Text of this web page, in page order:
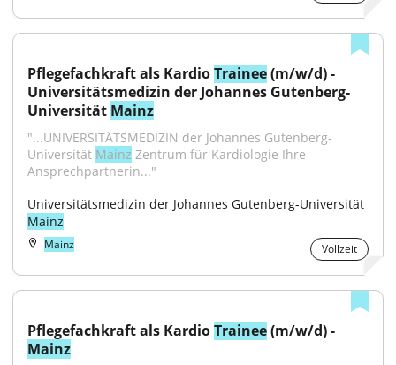
Pflegefachkraft als Kardio Trainee (m/w/d) -
Universitätsmedizin der Johannes Gutenberg-
Universität Mainz
"...UNIVERSITÄTSMEDIZIN der Johannes Gutenberg-
Universität Mainz Zentrum für Kardiologie Ihre
Ansprechpartnerin..."
Mainz
Mainz Vollzeit
Pflegefachkraft als Kardio Trainee
Mainz